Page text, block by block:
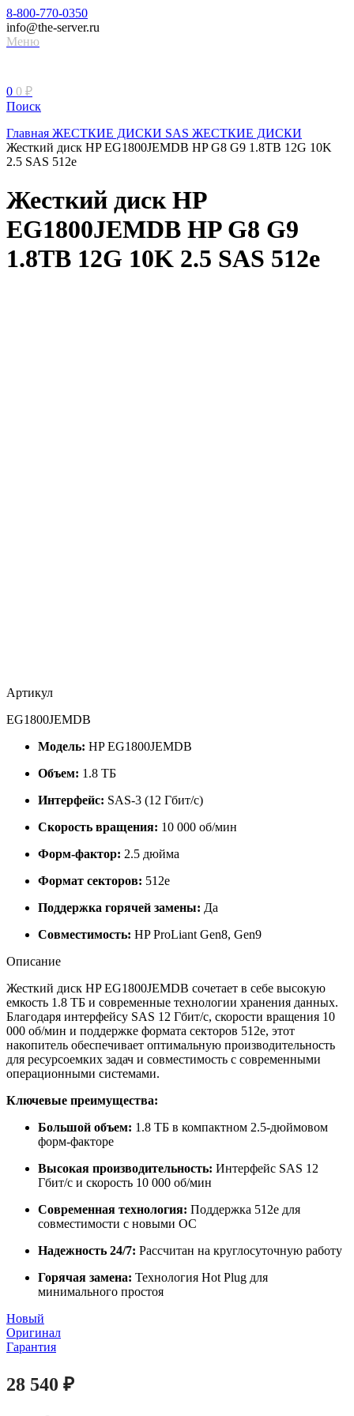
8-800-770-0350
info@the-server.ru
Меню
0 0 ₽
Поиск
Главная ЖЕСТКИЕ ДИСКИ SAS ЖЕСТКИЕ ДИСКИ
Жесткий диск HP EG1800JEMDB HP G8 G9 1.8TB 12G 10K
2.5 SAS 512e
Жесткий диск HP
EG1800JEMDB HP G8 G9
1.8TB 12G 10K 2.5 SAS 512e
Артикул
EG1800JEMDB
Модель: HP EG1800JEMDB
Объем: 1.8 ТБ
Интерфейс: SAS-3 (12 Гбит/с)
Скорость вращения: 10 000 об/мин
Форм-фактор: 2.5 дюйма
Формат секторов: 512e
Поддержка горячей замены: Да
Совместимость: HP ProLiant Gen8, Gen9
Описание
Жесткий диск HP EG1800JEMDB сочетает в себе высокую
емкость 1.8 ТБ и современные технологии хранения данных.
Благодаря интерфейсу SAS 12 Гбит/с, скорости вращения 10
000 об/мин и поддержке формата секторов 512e, этот
накопитель обеспечивает оптимальную производительность
для ресурсоемких задач и совместимость с современными
операционными системами.
Ключевые преимущества:
Большой объем: 1.8 ТБ в компактном 2.5-дюймовом
форм-факторе
Высокая производительность: Интерфейс SAS 12
Гбит/с и скорость 10 000 об/мин
Современная технология: Поддержка 512e для
совместимости с новыми ОС
Надежность 24/7: Рассчитан на круглосуточную работу
Горячая замена: Технология Hot Plug для
минимального простоя
Новый
Оригинал
Гарантия
28 540 ₽